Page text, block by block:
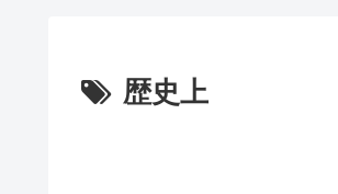
歴史上